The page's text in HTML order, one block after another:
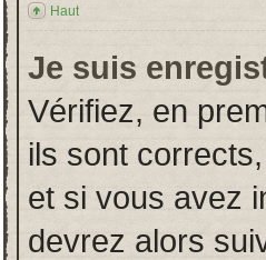
Haut
Je suis
Vérifiez, en
ils sont
et si vous avez
devrez alors